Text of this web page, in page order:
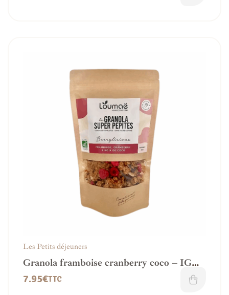
Les Petits déjeuners
Granola framboise cranberry coco – IG
modéré
7.95€TTC